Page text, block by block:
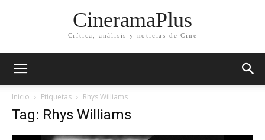
CineramaPlus
Crítica, análisis y noticias de Cine
Inicio Etiquetas Rhys Williams
Tag: Rhys Williams